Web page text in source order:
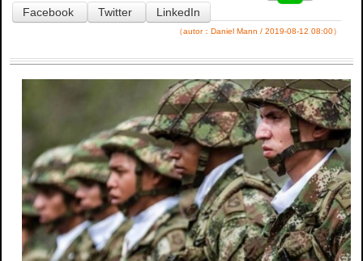
Facebook Twitter LinkedIn
（autor：Daniel Mann / 2019-08-12 08:00）